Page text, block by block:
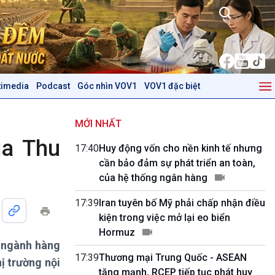
Podcast Góc nhìn VOV1 VOV1 đặc biệt
Trước giờ mở cửa
Dòng chảy Kinh tế
Tuyên chiến với gian lận
thương mại
Mùa vàng
Biển đảo Việt Nam
Tâm tình biên giới và hải
đảo
Tìm hiểu biển, đảo Việt
Nam
Podcast
Góc nhìn VOV1
Bình luận
Thu
hàng
trường nội
MỚI NHẤT
17:40Huy động vốn cho nền kinh tế nhưng
cần bảo đảm sự phát triển an toàn,
của hệ thống ngân hàng
17:39Iran tuyên bố Mỹ phải chấp nhận điều
kiện trong việc mở lại eo biển
Hormuz
17:39Thương mại Trung Quốc - ASEAN
tăng mạnh, RCEP tiếp tục phát huy